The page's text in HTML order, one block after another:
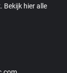
Bekijk hier alle